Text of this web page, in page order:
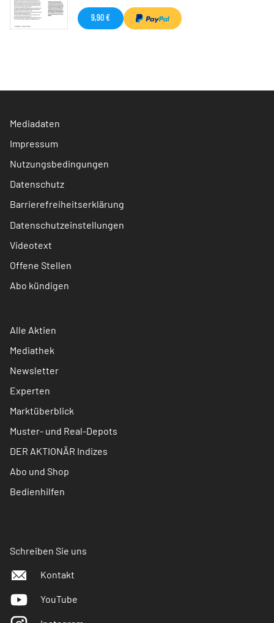
9,90 €
Mediadaten
Impressum
Nutzungsbedingungen
Datenschutz
Barrierefreiheitserklärung
Datenschutzeinstellungen
Videotext
Offene Stellen
Abo kündigen
Alle Aktien
Mediathek
Newsletter
Experten
Marktüberblick
Muster- und Real-Depots
DER AKTIONÄR Indizes
Abo und Shop
Bedienhilfen
Schreiben Sie uns
Kontakt
YouTube